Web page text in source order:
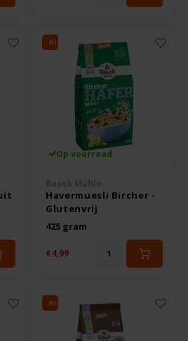
NIEUW
Op voorraad
Havermuesli Bircher -
Glutenvrij
425 gram
€4,99
NIEUW